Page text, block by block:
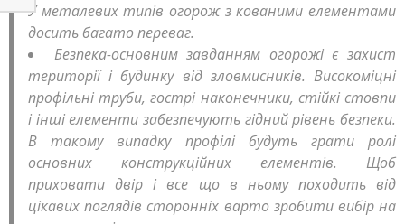
У металевих типів огорож з кованими елементами
досить багато переваг.
Безпека-основним завданням огорожі є захист
території і будинку від зловмисників. Високоміцні
профільні труби, гострі наконечники, стійкі стовпи
і інші елементи забезпечують гідний рівень безпеки.
В такому випадку профілі будуть грати ролі
основних конструкційних елементів. Щоб
приховати двір і все що в ньому походить від
цікавих поглядів сторонніх варто зробити вибір на